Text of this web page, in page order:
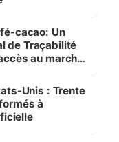
cacao: Un
de Traçabilité
au marché
Unis : Trente
à